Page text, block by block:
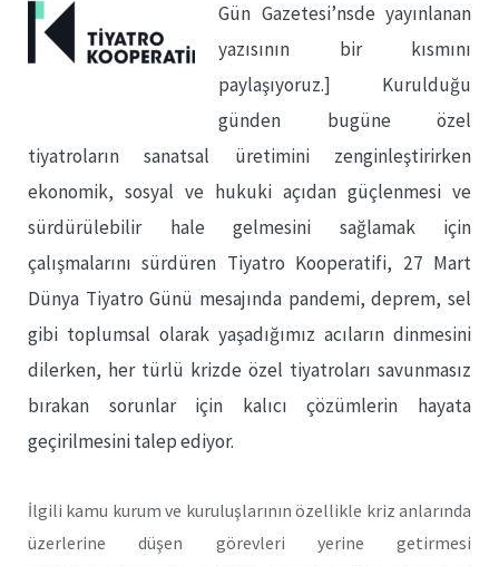
Gün Gazetesi’nsde yayınlanan
yazısının bir kısmını
paylaşıyoruz.] Kurulduğu
günden bugüne özel
tiyatroların sanatsal üretimini zenginleştirirken
ekonomik, sosyal ve hukuki açıdan güçlenmesi ve
sürdürülebilir hale gelmesini sağlamak için
çalışmalarını sürdüren Tiyatro Kooperatifi, 27 Mart
Dünya Tiyatro Günü mesajında pandemi, deprem, sel
gibi toplumsal olarak yaşadığımız acıların dinmesini
dilerken, her türlü krizde özel tiyatroları savunmasız
bırakan sorunlar için kalıcı çözümlerin hayata
geçirilmesini talep ediyor.
İlgili kamu kurum ve kuruluşlarının özellikle kriz anlarında
üzerlerine düşen görevleri yerine getirmesi